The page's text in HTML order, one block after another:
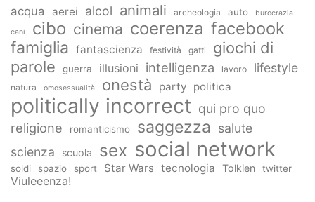
acqua aerei alcol animali archeologia auto burocrazia
cani cibo cinema coerenza facebook
famiglia fantascienza festività gatti
giochi di
parole
guerra illusioni intelligenza lavoro lifestyle
natura omosessualità onestà party politica
politically incorrect qui pro quo
religione romanticismo saggezza salute
scienza
scuola sex social network
soldi spazio sport Star Wars tecnologia Tolkien twitter
Viuleeenza!